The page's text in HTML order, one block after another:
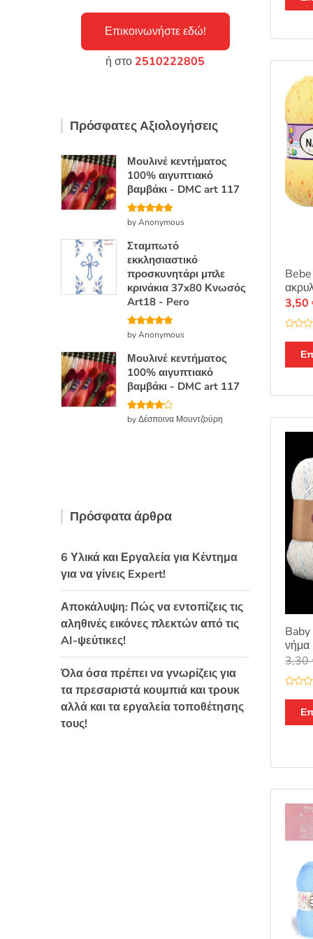
α
ο
γ
η
3,50
Baby
νήμα
α
ο
θ
ε
μ
ό
3,30
Επικοινωνήστε εδώ!
ή στο 2510222805
Πρόσφατες Αξιολογήσεις
Μουλινέ κεντήματος
100% αιγυπτιακό
βαμβάκι - DMC art 117
Βαθμολογή
θηκε με5
by Anonymous
Σταμπωτό
εκκλησιαστικό
προσκυνητάρι μπλε
κρινάκια 37x80 Κνωσός
Art18 - Pero
Βαθμολογή
θηκε με5
by Anonymous
Μουλινέ κεντήματος
100% αιγυπτιακό
βαμβάκι - DMC art 117
Βαθμολο
γήθηκε με
by Δέσποινα Μουντζούρη
Πρόσφατα άρθρα
6 Υλικά και Εργαλεία για Κέντημα
για να γίνεις Expert!
Αποκάλυψη: Πώς να εντοπίζεις τις
αληθινές εικόνες πλεκτών από τις
AI-ψεύτικες!
Όλα όσα πρέπει να γνωρίζεις για
τα πρεσαριστά κουμπιά και τρουκ
αλλά και τα εργαλεία τοποθέτησης
τους!